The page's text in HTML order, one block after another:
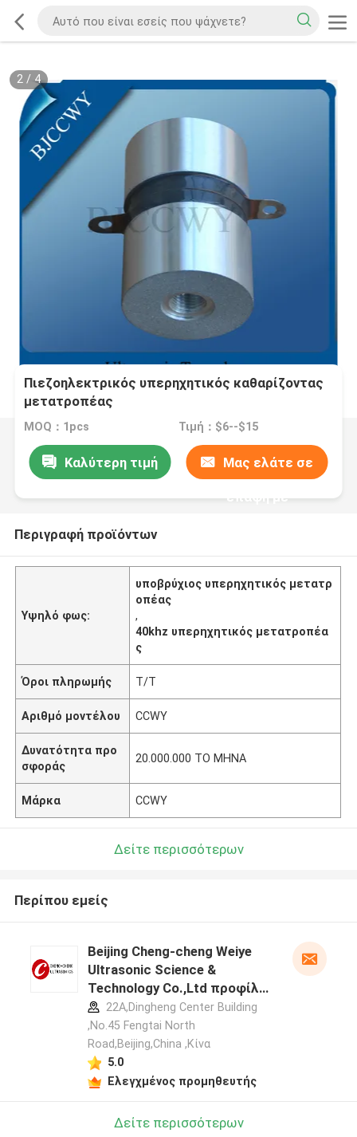
2/ 4
Πιεζοηλεκτρικός υπερηχητικός καθαρίζοντας
μετατροπέας
MOQ：1pcs Τιμή：$6--$15
Καλύτερη τιμή Μας ελάτε σε
επαφή με
Περιγραφή προϊόντων
Υψηλό φως:
υποβρύχιος υπερηχητικός μετατρ
οπέας
,
40khz υπερηχητικός μετατροπέα
ς
Όροι πληρωμής T/T
Αριθμό μοντέλου CCWY
Δυνατότητα προ
σφοράς
20.000.000 ΤΟ ΜΗΝΑ
Μάρκα CCWY
Δείτε περισσότερων
Περίπου εμείς
Beijing Cheng-cheng Weiye
Ultrasonic Science &
Technology Co.,Ltd προφίλ
κατασκευαστή
22A,Dingheng Center Building
,No.45 Fengtai North
Road,Beijing,China ,Κίνα
5.0
Ελεγχμένος προμηθευτής
Δείτε περισσότερων